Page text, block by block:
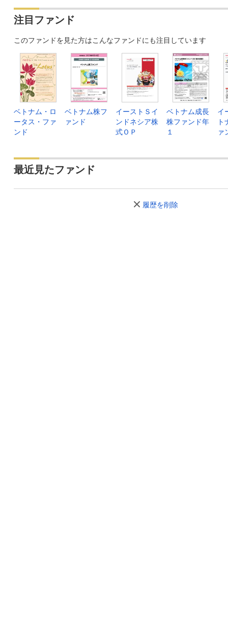
注目ファンド
このファンドを見た方はこんなファンドにも注目しています
ベトナム・ロ
ータス・ファ
ンド
ベトナム株フ
ァンド
イーストＳイ
ンドネシア株
式ＯＰ
ベトナム成長
株ファンド年
１
イ
ト
ァ
最近見たファンド
履歴を削除